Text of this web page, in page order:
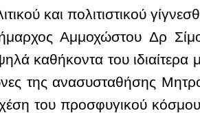
και πολιτιστικού
Αμμοχώστου Δρ
καθήκοντα του
της ανασυσταθήσης
του προσφυγικού